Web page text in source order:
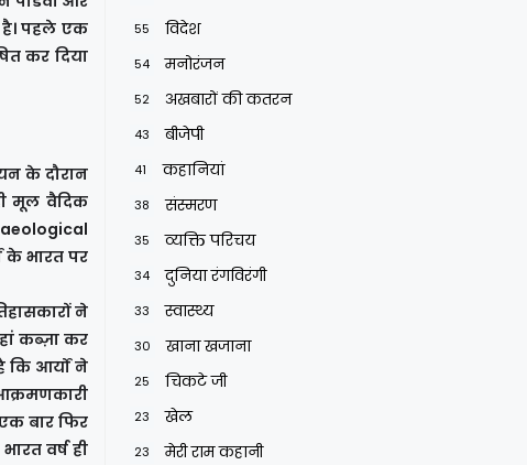
है। पहले एक
कर दिया
के दौरान
मूल वैदिक
के भारत पर
ने
कब्ज़ा कर
कि आर्यों ने
बार फिर
वर्ष ही
55 विदेश
54 मनोरंजन
52 अखबारों की कतरन
43 बीजेपी
41 कहानियां
38 संस्मरण
35 व्यक्ति परिचय
34 दुनिया रंगविरंगी
33 स्वास्थ्य
30 खाना खजाना
25 चिकटे जी
23 खेल
23 मेरी राम कहानी